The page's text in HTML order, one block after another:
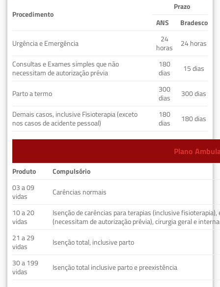
Procedimento
Prazo
ANS
Bradesco
Urgência e Emergência
24
horas
24 horas
Consultas e Exames simples que não
necessitam de autorização prévia
180
dias
15 dias
Parto a termo
300
dias
300 dias
Demais casos, inclusive Fisioterapia (exceto
nos casos de acidente pessoal)
180
dias
180 dias
Plano
Produto
Compulsório
03 a 09
vidas
Carências normais
10 a 20
vidas
Isenção de carências para terapias (inclusive fisioterapia),
(necessitam de autorização prévia), cirurgia geral e
21 a 29
vidas
Isenção total, inclusive parto
30 a 199
vidas
Isenção total inclusive parto e preexistência